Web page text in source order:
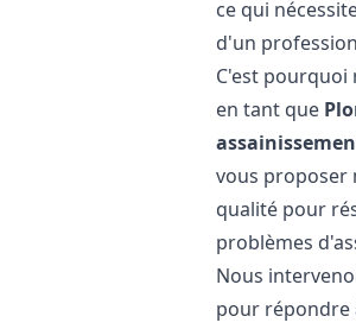
ce qui
d'un
C'est pourquoi
en tant que
vous proposer
qualité pour
problèmes
Nous
pour répondre